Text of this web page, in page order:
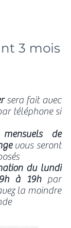
3 mois
sera fait avec
téléphone si
de
vous seront
du lundi
à 19h par
la moindre